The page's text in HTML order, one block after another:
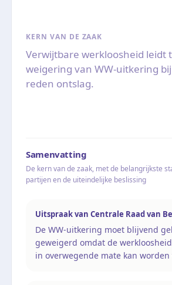
KERN VAN DE ZAAK
Verwijtbare werkloosheid leidt
weigering van WW-uitkering
reden ontslag.
Samenvatting
De kern van de zaak, met de belangrijkste
partijen en de uiteindelijke beslissing
Uitspraak van Centrale Raad van
De WW-uitkering moet blijvend
geweigerd omdat de
in overwegende mate kan worden